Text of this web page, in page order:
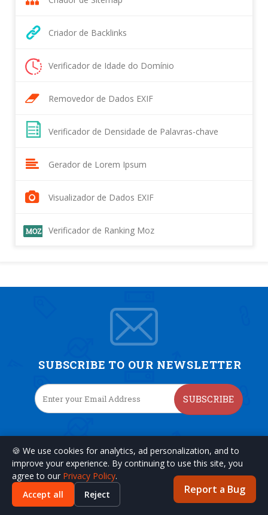
Criador de Backlinks
Verificador de Idade do Domínio
Removedor de Dados EXIF
Verificador de Densidade de Palavras-chave
Gerador de Lorem Ipsum
Visualizador de Dados EXIF
Verificador de Ranking Moz
Report a Bug
SUBSCRIBE TO OUR NEWSLETTER
SUBSCRIBE
🍪 We use cookies for analytics, ad personalization, and to
improve your experience. By continuing to use this site, you
agree to our Privacy Policy.
Accept all
Reject